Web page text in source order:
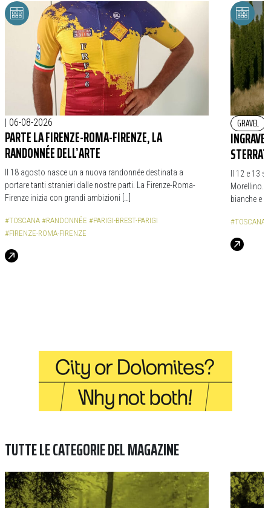
06-08-2026
PARTE LA FIRENZE-ROMA-FIRENZE, LA
RANDONNÉE DELL’ARTE
Il 18 agosto nasce un a nuova randonnée destinata a
portare tanti stranieri dalle nostre parti. La Firenze-Roma-
Firenze inizia con grandi ambizioni […]
#TOSCANA #RANDONNÉE #PARIGI-BREST-PARIGI
#FIRENZE-ROMA-FIRENZE
GRAVEL
Il 12 e 13
Morellino.
bianche e
#TOSCANA
TUTTE LE CATEGORIE DEL MAGAZINE